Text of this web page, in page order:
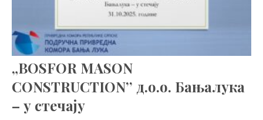
„BOSFOR MASON
CONSTRUCTION’’ д.о.о. Бањалука
– у стечају